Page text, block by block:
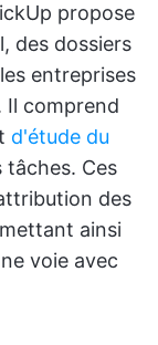
propose
des dossiers
entreprises
Il comprend
d'étude du
Ces
des
ainsi
voie avec